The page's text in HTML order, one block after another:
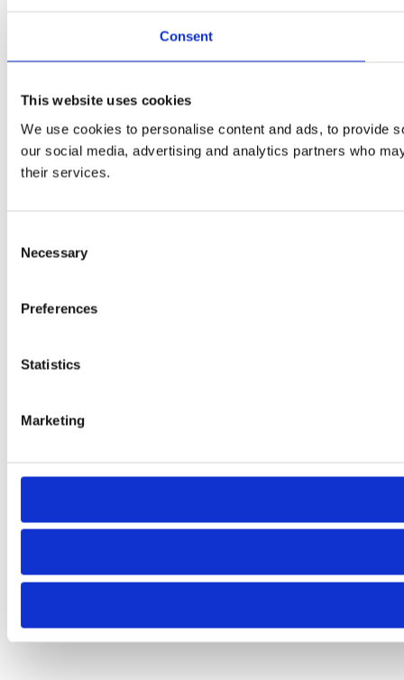
Consent
This website uses cookies
We use cookies to personalise content and ads, to provide
our social media, advertising and analytics partners who
their services.
Selection
Necessary
Preferences
Statistics
Marketing